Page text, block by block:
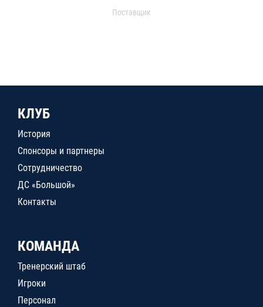
Поставщик
КЛУБ
История
Спонсоры и партнеры
Сотрудничество
ДС «Большой»
Контакты
КОМАНДА
Тренерский штаб
Игроки
Персонал